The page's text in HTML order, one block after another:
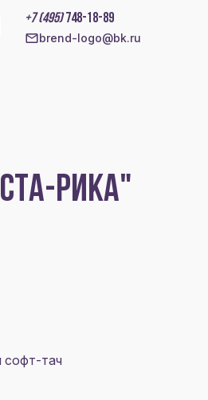
+7 (495)748-18-89
brend-logo@bk.ru
РИКА"
софт-тач